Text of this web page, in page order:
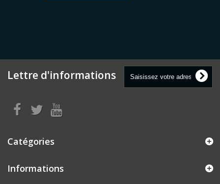
Lettre d'informations
Catégories
Informations